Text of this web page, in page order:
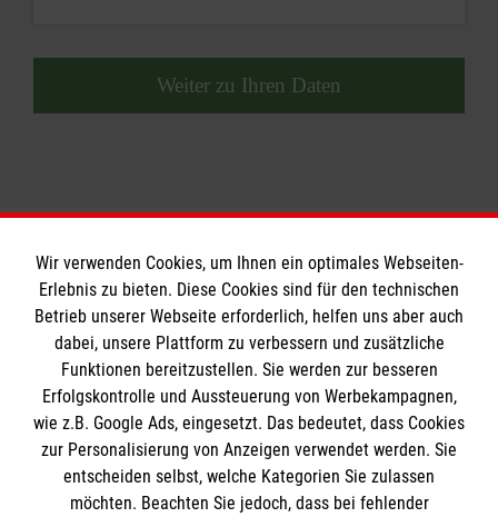
Weiter zu Ihren Daten
Informationen
Impressum
Datenschutz
Kontakt
​​​​​​​Barrierefreiheit
Die Malteser
Wir verwenden Cookies, um Ihnen ein optimales Webseiten-
Erlebnis zu bieten. Diese Cookies sind für den technischen
Betrieb unserer Webseite erforderlich, helfen uns aber auch
dabei, unsere Plattform zu verbessern und zusätzliche
Funktionen bereitzustellen. Sie werden zur besseren
Erfolgskontrolle und Aussteuerung von Werbekampagnen,
wie z.B. Google Ads, eingesetzt. Das bedeutet, dass Cookies
zur Personalisierung von Anzeigen verwendet werden. Sie
entscheiden selbst, welche Kategorien Sie zulassen
möchten. Beachten Sie jedoch, dass bei fehlender